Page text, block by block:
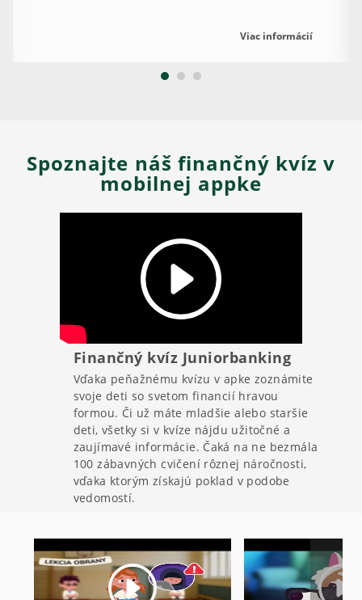
Viac informácií
Spoznajte náš finančný kvíz v
mobilnej appke
Finančný kvíz Juniorbanking
Vďaka peňažnému kvízu v apke zoznámite
svoje deti so svetom financií hravou
formou. Či už máte mladšie alebo staršie
deti, všetky si v kvíze nájdu užitočné a
zaujímavé informácie. Čaká na ne bezmála
100 zábavných cvičení rôznej náročnosti,
vďaka ktorým získajú poklad v podobe
vedomostí.